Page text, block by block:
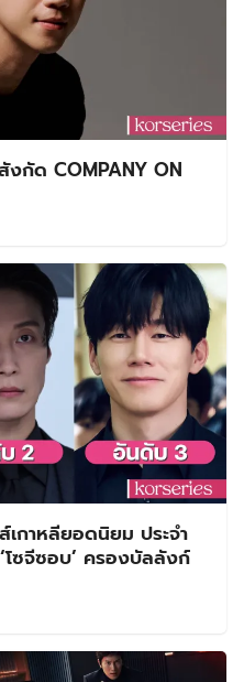
กัด COMPANY ON
กาหลียอดนิยม ประจำ
ซจีซอบ’ ครองบัลลังก์